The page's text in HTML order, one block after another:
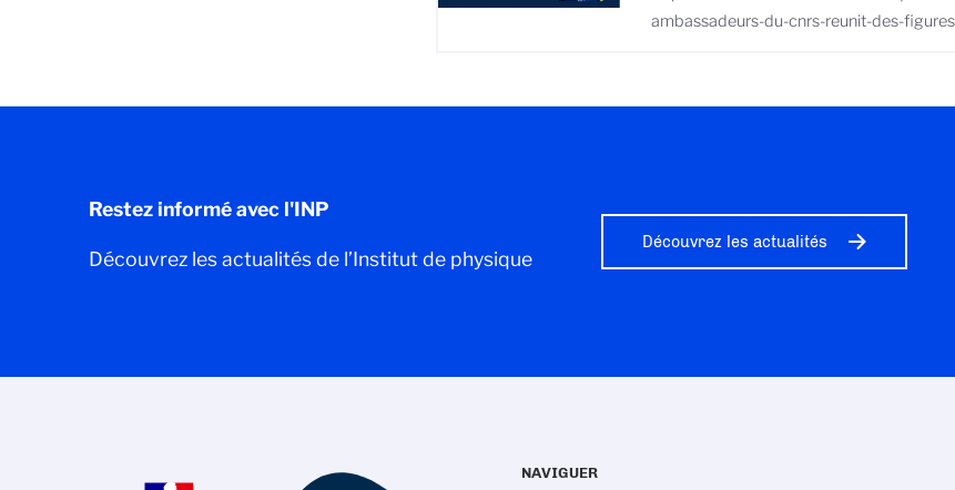
ambassadeurs-du-cnrs-reunit-des-
Restez informé avec l'INP
Découvrez les actualités de l’Institut de physique
Découvrez les actualités
NAVIGUER